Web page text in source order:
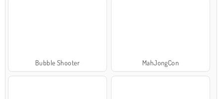
Bubble Shooter MahJongCon